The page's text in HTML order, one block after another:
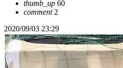
thumb_up 60
comment2
2020/09/03 23:29